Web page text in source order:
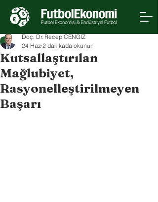
Kutsallaştırılan
Mağlubiyet,
Rasyonelleştirilmeyen
Başarı
Doç. Dr. Recep CENGİZ
24 Haz 2 dakikada okunur